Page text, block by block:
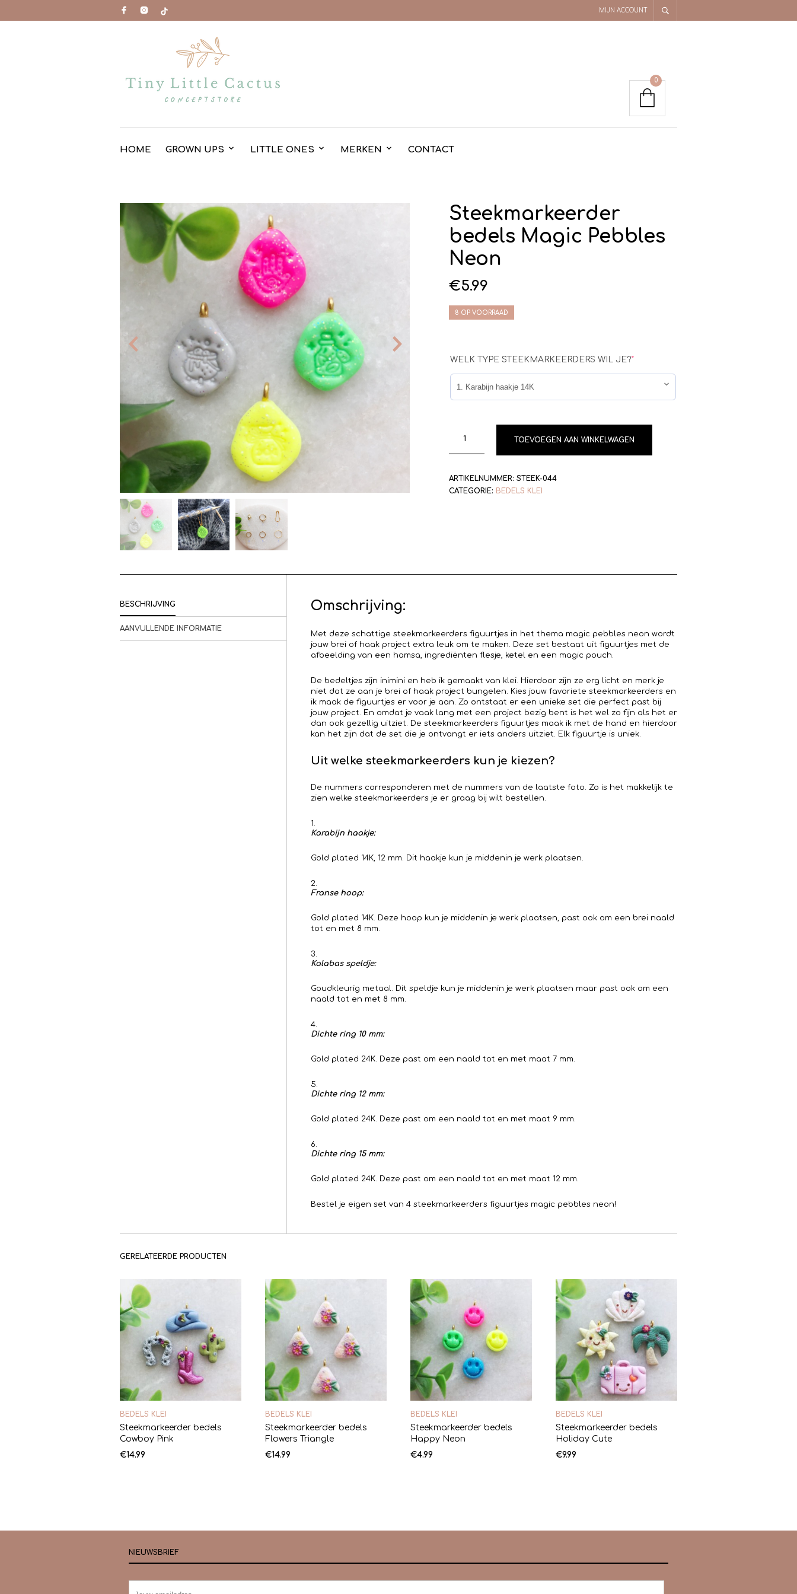
MIJN ACCOUNT
HOME GROWN UPS LITTLE ONES MERKEN CONTACT
0
Steekmarkeerder
bedels Magic Pebbles
Neon
€5.99
8 OP VOORRAAD
WELK TYPE STEEKMARKEERDERS WIL JE?*
TOEVOEGEN AAN WINKELWAGEN
ARTIKELNUMMER: STEEK-044
CATEGORIE: BEDELS KLEI
BESCHRIJVING
AANVULLENDE INFORMATIE
Omschrijving:
Met deze schattige steekmarkeerders figuurtjes in het thema magic pebbles neon wordt
jouw brei of haak project extra leuk om te maken. Deze set bestaat uit figuurtjes met de
afbeelding van een hamsa, ingrediënten flesje, ketel en een magic pouch.
De bedeltjes zijn inimini en heb ik gemaakt van klei. Hierdoor zijn ze erg licht en merk je
niet dat ze aan je brei of haak project bungelen. Kies jouw favoriete steekmarkeerders en
ik maak de figuurtjes er voor je aan. Zo ontstaat er een unieke set die perfect past bij
jouw project. En omdat je vaak lang met een project bezig bent is het wel zo fijn als het er
dan ook gezellig uitziet. De steekmarkeerders figuurtjes maak ik met de hand en hierdoor
kan het zijn dat de set die je ontvangt er iets anders uitziet. Elk figuurtje is uniek.
Uit welke steekmarkeerders kun je kiezen?
De nummers corresponderen met de nummers van de laatste foto. Zo is het makkelijk te
zien welke steekmarkeerders je er graag bij wilt bestellen.
Karabijn haakje:
Gold plated 14K, 12 mm. Dit haakje kun je middenin je werk plaatsen.
Franse hoop:
Gold plated 14K. Deze hoop kun je middenin je werk plaatsen, past ook om een brei naald
tot en met 8 mm.
Kalabas speldje:
Goudkleurig metaal. Dit speldje kun je middenin je werk plaatsen maar past ook om een
naald tot en met 8 mm.
Dichte ring 10 mm:
Gold plated 24K. Deze past om een naald tot en met maat 7 mm.
Dichte ring 12 mm:
Gold plated 24K. Deze past om een naald tot en met maat 9 mm.
Dichte ring 15 mm:
Gold plated 24K. Deze past om een naald tot en met maat 12 mm.
Bestel je eigen set van 4 steekmarkeerders figuurtjes magic pebbles neon!
GERELATEERDE PRODUCTEN
BEDELS KLEI
Steekmarkeerder bedels
Cowboy Pink
€14.99
BEDELS KLEI
Steekmarkeerder bedels
Flowers Triangle
€14.99
BEDELS KLEI
Steekmarkeerder bedels
Happy Neon
€4.99
BEDELS KLEI
Steekmarkeerder bedels
Holiday Cute
€9.99
NIEUWSBRIEF